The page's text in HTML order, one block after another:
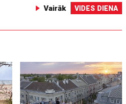
Vairāk VIDES DIENA